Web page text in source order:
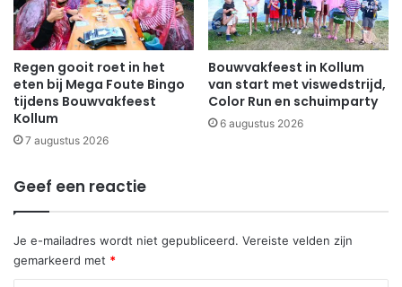
Regen gooit roet in het
eten bij Mega Foute Bingo
tijdens Bouwvakfeest
Kollum
7 augustus 2026
Bouwvakfeest in Kollum
van start met viswedstrijd,
Color Run en schuimparty
6 augustus 2026
Geef een reactie
Je e-mailadres wordt niet gepubliceerd. Vereiste velden zijn
gemarkeerd met *